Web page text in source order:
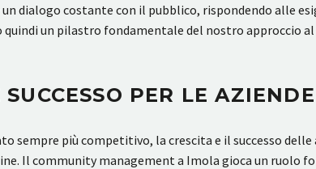
dialogo costante con il pubblico, rispondendo alle
un pilastro fondamentale del nostro approccio
SUCCESSO PER LE
sempre più competitivo, la crescita e il successo
Il community management a Imola gioca un ruolo